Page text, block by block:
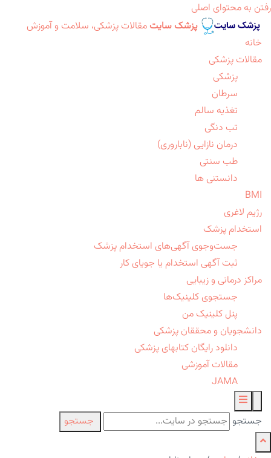
رفتن به محتوای اصلی
پزشک سایت مقالات پزشکی، سلامت و آموزش
خانه
مقالات پزشکی
پزشکی
سرطان
تغذیه سالم
تب دنگی
درمان نازایی (ناباروری)
طب سنتی
دانستنی ها
BMI
رژیم لاغری
استخدام پزشک
جست‌وجوی آگهی‌های استخدام پزشک
ثبت آگهی استخدام یا جویای کار
مراکز درمانی و زیبایی
جستجوی کلینیک‌ها
پنل کلینیک من
دانشجویان و محققان پزشکی
دانلود رایگان کتابهای پزشکی
مقالات آموزشی
JAMA
جستجو جستجو